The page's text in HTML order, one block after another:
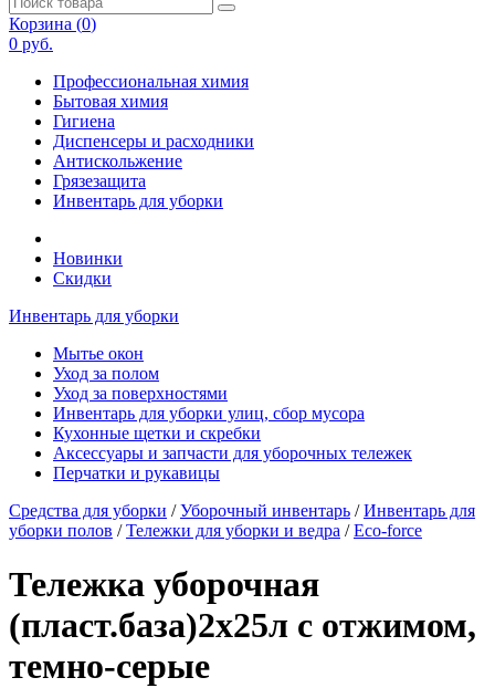
Корзина (0)
0 руб.
Профессиональная химия
Бытовая химия
Гигиена
Диспенсеры и расходники
Антискольжение
Грязезащита
Инвентарь для уборки
Новинки
Скидки
Инвентарь для уборки
Мытье окон
Уход за полом
Уход за поверхностями
Инвентарь для уборки улиц, сбор мусора
Кухонные щетки и скребки
Аксессуары и запчасти для уборочных тележек
Перчатки и рукавицы
Средства для уборки /Уборочный инвентарь /Инвентарь для
уборки полов /Тележки для уборки и ведра /Eco-force
Тележка уборочная
(пласт.база)2х25л с отжимом,
темно-серые